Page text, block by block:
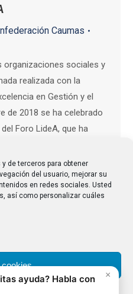
de terceros para obtener
del usuario, mejorar su
en redes sociales. Usted
así como personalizar cuáles
Caumas
organizaciones sociales y
realizada con la
en Gestión y el
de 2018 se ha celebrado
Foro LideA, que ha